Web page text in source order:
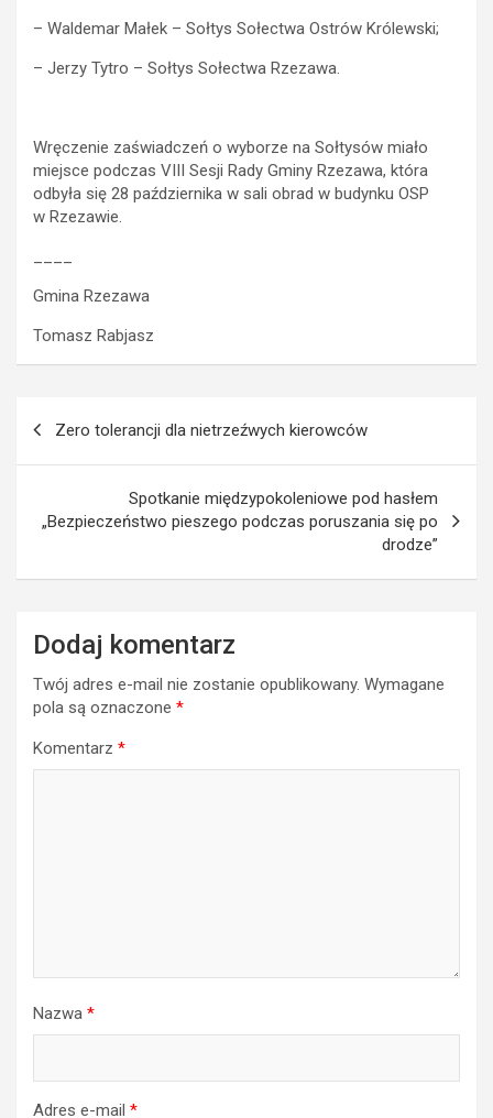
– Waldemar Małek – Sołtys Sołectwa Ostrów Królewski;
– Jerzy Tytro – Sołtys Sołectwa Rzezawa.
Wręczenie zaświadczeń o wyborze na Sołtysów miało
miejsce podczas VIII Sesji Rady Gminy Rzezawa, która
odbyła się 28 października w sali obrad w budynku OSP
w Rzezawie.
Gmina Rzezawa
Tomasz Rabjasz
Zero tolerancji dla nietrzeźwych kierowców
Spotkanie międzypokoleniowe pod hasłem
„Bezpieczeństwo pieszego podczas poruszania się po
drodze”
Dodaj komentarz
Twój adres e-mail nie zostanie opublikowany. Wymagane
pola są oznaczone *
Komentarz *
Nazwa *
Adres e-mail *